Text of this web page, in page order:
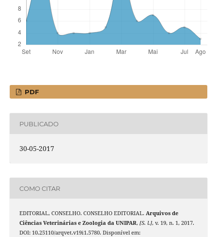
PDF
PUBLICADO
30-05-2017
COMO CITAR
EDITORIAL, CONSELHO. CONSELHO EDITORIAL. Arquivos de
Ciências Veterinárias e Zoologia da UNIPAR, [S. l.], v. 19, n. 1, 2017.
DOI: 10.25110/arqvet.v19i1.5780. Disponível em: